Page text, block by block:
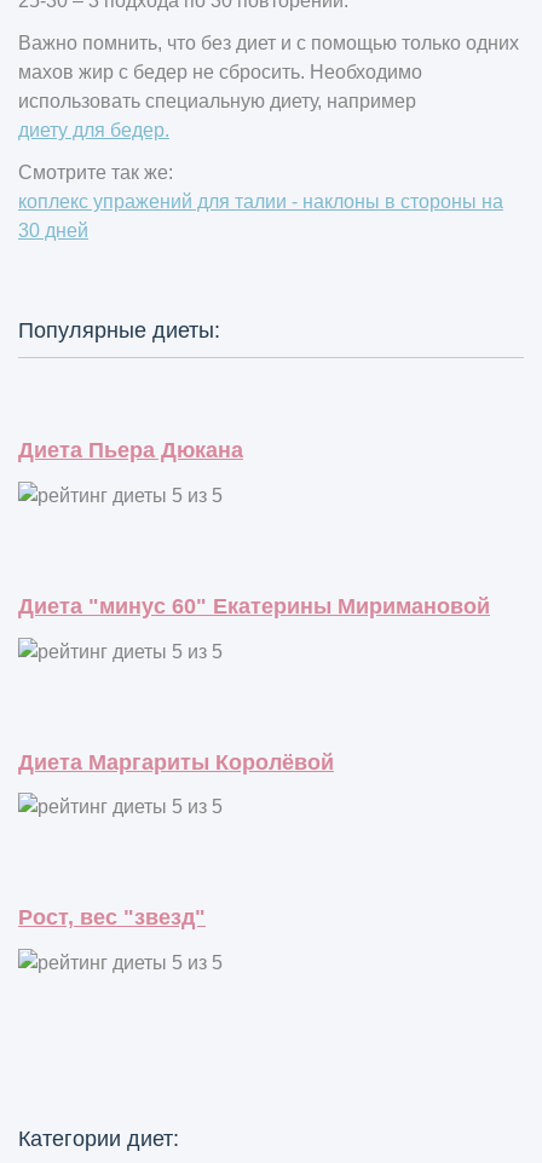
Важно помнить, что без диет и с помощью только одних
махов жир с бедер не сбросить. Необходимо
использовать специальную диету, например
диету для бедер.
Смотрите так же:
коплекс упражений для талии - наклоны в стороны на
30 дней
Популярные диеты:
Диета Пьера Дюкана
Диета "минус 60" Екатерины Миримановой
Диета Маргариты Королёвой
Рост, вес "звезд"
Категории диет: